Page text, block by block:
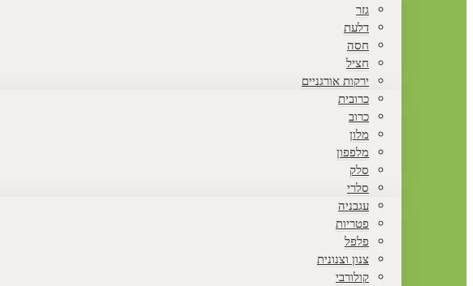
גזר
דלעת
חסה
חציל
ירקות אורגניים
כרובית
כרוב
מלון
מלפפון
סלק
סלרי
עגבניה
פטריות
פלפל
צנון וצנונית
קולורבי